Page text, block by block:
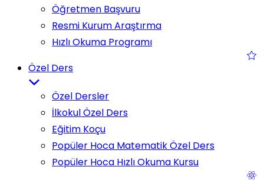
Öğretmen Başvuru
Resmi Kurum Araştırma
Hızlı Okuma Programı
Özel Ders
Özel Dersler
İlkokul Özel Ders
Eğitim Koçu
Popüler Hoca Matematik Özel Ders
Popüler Hoca Hızlı Okuma Kursu